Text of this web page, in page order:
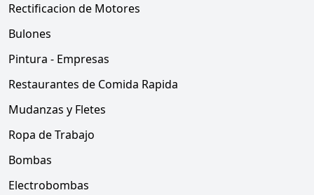
Rectificacion de Motores
Bulones
Pintura - Empresas
Restaurantes de Comida Rapida
Mudanzas y Fletes
Ropa de Trabajo
Bombas
Electrobombas